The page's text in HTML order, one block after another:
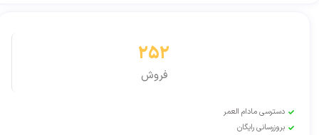
252
فروش
دسترسی مادام العمر
بروزرسانی رایگان